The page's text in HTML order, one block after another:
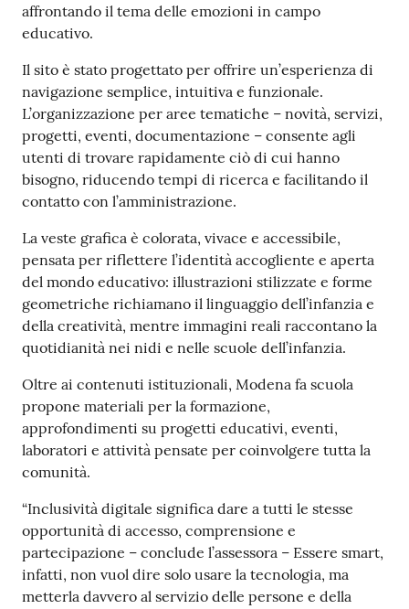
affrontando il tema delle emozioni in campo
educativo.
Il sito è stato progettato per offrire un’esperienza di
navigazione semplice, intuitiva e funzionale.
L’organizzazione per aree tematiche – novità, servizi,
progetti, eventi, documentazione – consente agli
utenti di trovare rapidamente ciò di cui hanno
bisogno, riducendo tempi di ricerca e facilitando il
contatto con l’amministrazione.
La veste grafica è colorata, vivace e accessibile,
pensata per riflettere l’identità accogliente e aperta
del mondo educativo: illustrazioni stilizzate e forme
geometriche richiamano il linguaggio dell’infanzia e
della creatività, mentre immagini reali raccontano la
quotidianità nei nidi e nelle scuole dell’infanzia.
Oltre ai contenuti istituzionali, Modena fa scuola
propone materiali per la formazione,
approfondimenti su progetti educativi, eventi,
laboratori e attività pensate per coinvolgere tutta la
comunità.
“Inclusività digitale significa dare a tutti le stesse
opportunità di accesso, comprensione e
partecipazione – conclude l’assessora – Essere smart,
infatti, non vuol dire solo usare la tecnologia, ma
metterla davvero al servizio delle persone e della